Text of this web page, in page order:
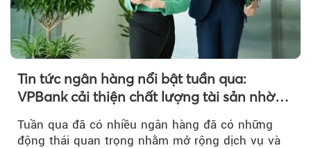
Tin tức ngân hàng nổi bật tuần qua:
VPBank cải thiện chất lượng tài sản nhờ
Tuần qua đã có nhiều ngân hàng đã có những
động thái quan trọng nhằm mở rộng dịch vụ và